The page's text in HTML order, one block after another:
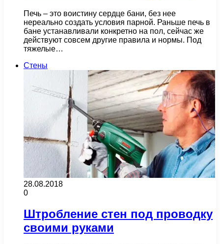
Печь – это воистину сердце бани, без нее
нереально создать условия парной. Раньше печь в
бане устанавливали конкретно на пол, сейчас же
действуют совсем другие правила и нормы. Под
тяжелые…
Стены
28.08.2018
0
Штробление стен под проводку
своими руками